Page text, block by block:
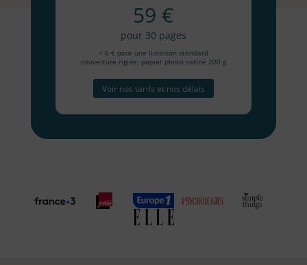
59 €
pour 30 pages
+ 6 € pour une livraison standard
couverture rigide, papier photo satiné 200 g
Voir nos tarifs et nos délais